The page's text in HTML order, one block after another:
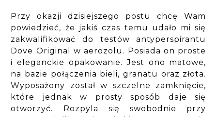
Przy okazji dzisiejszego postu chcę Wam
powiedzieć, że jakiś czas temu udało mi się
zakwalifikować do testów antyperspirantu
Dove Original w aerozolu. Posiada on proste
i eleganckie opakowanie. Jest ono matowe,
na bazie połączenia bieli, granatu oraz złota.
Wyposażony został w szczelne zamknięcie,
które jednak w prosty sposób daje się
otworzyć. Rozpyla się swobodnie przy